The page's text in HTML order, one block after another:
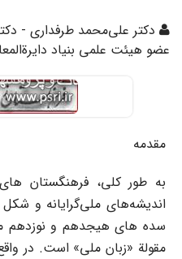
دکتر علی‌محمد طرفداری -
عضو هیئت علمی بنیاد
مقدمه
به طور کلی، فرهنگستان
اندیشه‌های ملی‌گرایانه و
سده های هیجدهم و نوزدهم
مقولة «زبان ملی» است. در